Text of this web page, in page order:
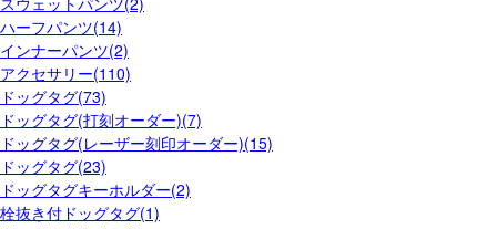
ハーフパンツ(14)
インナーパンツ(2)
アクセサリー(110)
ドッグタグ(73)
ドッグタグ(打刻オーダー)(7)
ドッグタグ(レーザー刻印オーダー)(15)
ドッグタグ(23)
ドッグタグキーホルダー(2)
栓抜き付ドッグタグ(1)